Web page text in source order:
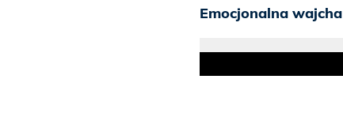
Emocjonalna wajcha